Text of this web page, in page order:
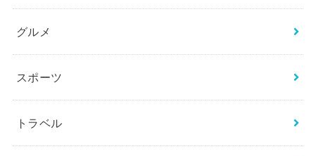
グルメ
スポーツ
トラベル